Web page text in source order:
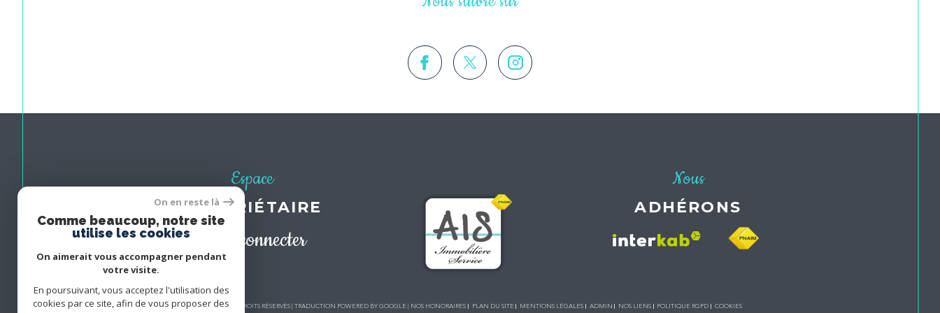
Espace
PROPRIÉTAIRE
Se connecter
Nous
ADHÉRONS
© 2026 | TOUS DROITS RÉSERVÉS | TRADUCTION POWERED BY GOOGLE | NOS HONORAIRES PLAN DU SITE MENTIONS LÉGALES ADMIN NOS LIENS POLITIQUE RGPD COOKIES
On en reste là
Comme beaucoup, notre site
utilise les cookies
On aimerait vous accompagner pendant
votre visite.
En poursuivant, vous acceptez l'utilisation des
cookies par ce site, afin de vous proposer des